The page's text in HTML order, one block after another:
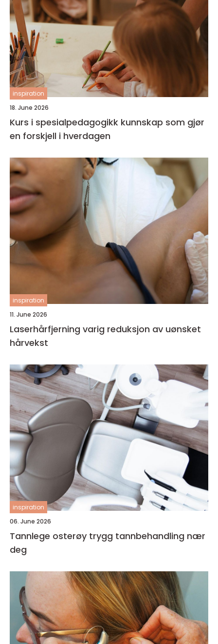
inspiration
18. June 2026
Kurs i spesialpedagogikk kunnskap som gjør
en forskjell i hverdagen
inspiration
11. June 2026
Laserhårfjerning varig reduksjon av uønsket
hårvekst
inspiration
06. June 2026
Tannlege osterøy trygg tannbehandling nær
deg